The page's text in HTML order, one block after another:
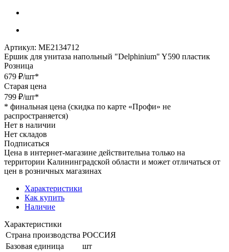
Артикул: МЕ2134712
Ершик для унитаза напольный "Delphinium" Y590 пластик
Розница
679 ₽/шт*
Старая цена
799 ₽/шт*
* финальная цена (скидка по карте «Профи» не
распространяется)
Нет в наличии
Нет складов
Подписаться
Цена в интернет-магазине действительна только на
территории Калининградской области и может отличаться от
цен в розничных магазинах
Характеристики
Как купить
Наличие
Характеристики
Страна производства РОССИЯ
Базовая единица
шт